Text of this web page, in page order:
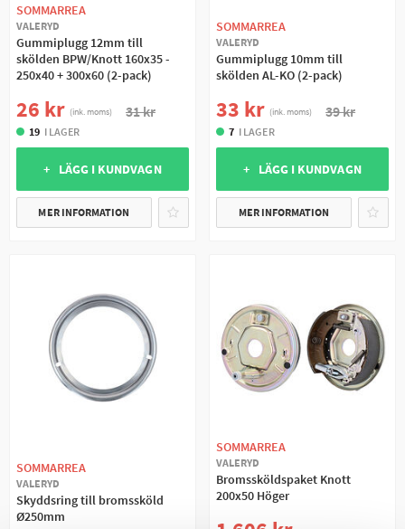
SOMMARREA
VALERYD
Gummiplugg 12mm till
skölden BPW/Knott 160x35 -
250x40 + 300x60 (2-pack)
26 kr (ink. moms) 31 kr
19 I LAGER
+ LÄGG I KUNDVAGN
MER INFORMATION
SOMMARREA
VALERYD
Gummiplugg 10mm till
skölden AL-KO (2-pack)
33 kr (ink. moms) 39 kr
7 I LAGER
+ LÄGG I KUNDVAGN
MER INFORMATION
SOMMARREA
VALERYD
Skyddsring till bromssköld
Ø250mm
SOMMARREA
VALERYD
Bromssköldspaket Knott
200x50 Höger